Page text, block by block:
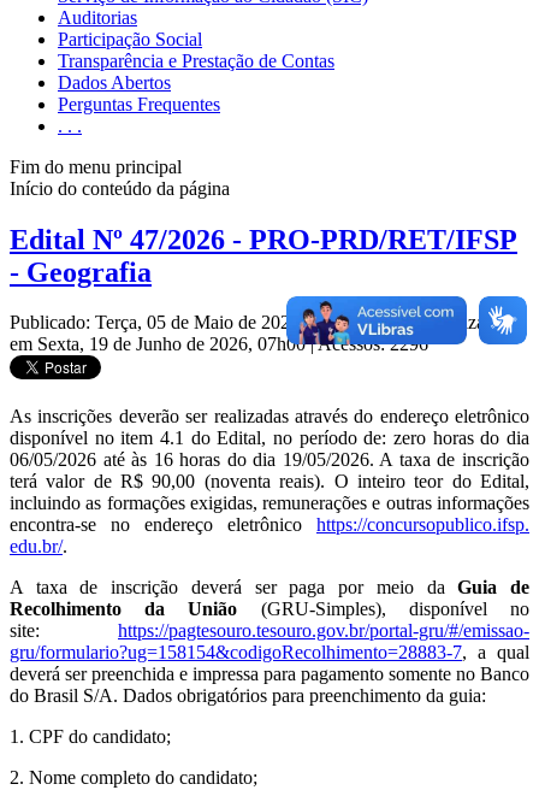
Auditorias
Participação Social
Transparência e Prestação de Contas
Dados Abertos
Perguntas Frequentes
. . .
Fim do menu principal
Início do conteúdo da página
Edital Nº 47/2026 - PRO-PRD/RET/IFSP
- Geografia
Publicado: Terça, 05 de Maio de 2026, 10h52| Última atualização
em Sexta, 19 de Junho de 2026, 07h00|Acessos: 2296
As inscrições deverão ser realizadas através do endereço eletrônico
disponível no item 4.1 do Edital, no período de: zero horas do dia
06/05/2026 até às 16 horas do dia 19/05/2026. A taxa de inscrição
terá valor de R$ 90,00 (noventa reais). O inteiro teor do Edital,
incluindo as formações exigidas, remunerações e outras informações
encontra-se no endereço eletrônico https://concursopublico.ifsp.
edu.br/.
A taxa de inscrição deverá ser paga por meio daGuia de
Recolhimento da União (GRU-Simples), disponível no
site: https://pagtesouro.tesouro.gov.br/portal-gru/#/emissao-
gru/formulario?ug=158154&codigoRecolhimento=28883-7, a qual
deverá ser preenchida e impressa para pagamento somente no Banco
do Brasil S/A. Dados obrigatórios para preenchimento da guia:
1. CPF do candidato;
2. Nome completo do candidato;